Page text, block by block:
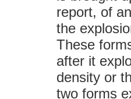
report, of
the
These
after it
density or
two forms